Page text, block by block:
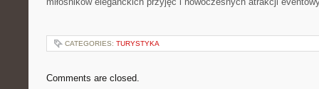
CATEGORIES: TURYSTYKA
Comments are closed.